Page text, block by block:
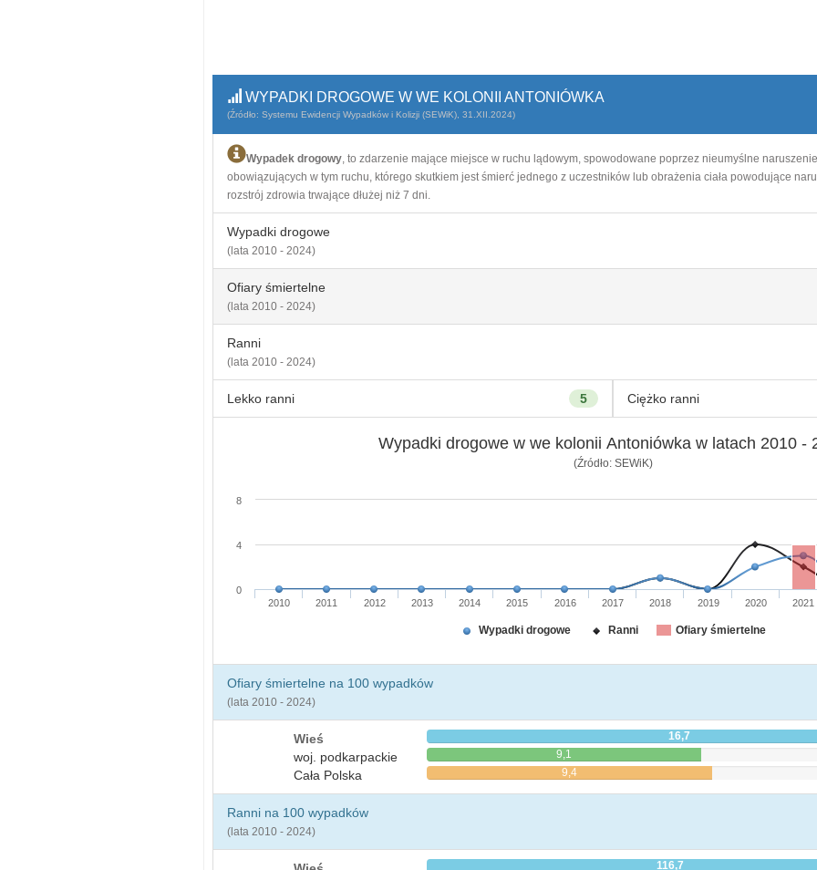
WYPADKI DROGOWE W WE KOLONII ANTONIÓWKA
(Źródło: Systemu Ewidencji Wypadków i Kolizji (SEWiK), 31.XII.2024)
Wypadek drogowy, to zdarzenie mające miejsce w ruchu lądowym, spowodowane poprzez nieumyślne
obowiązujących w tym ruchu, którego skutkiem jest śmierć jednego z uczestników lub obrażenia ciała powodujące
rozstrój zdrowia trwające dłużej niż 7 dni.
Wypadki drogowe
(lata 2010 - 2024)
Ofiary śmiertelne
(lata 2010 - 2024)
Ranni
(lata 2010 - 2024)
5
Lekko ranni Ciężko ranni
Wypadki drogowe w we kolonii Antoniówka w latach 2010 -
(Źródło: SEWiK)
2010 2011 2012 2013 2014 2015 2016 2017 2018 2019 2020 2021
0
4
8
Wypadki drogowe Ranni Ofiary śmiertelne
Ofiary śmiertelne na 100 wypadków
(lata 2010 - 2024)
Wieś 16,7
woj. podkarpackie 9,1
Cała Polska 9,4
Ranni na 100 wypadków
(lata 2010 - 2024)
116,7